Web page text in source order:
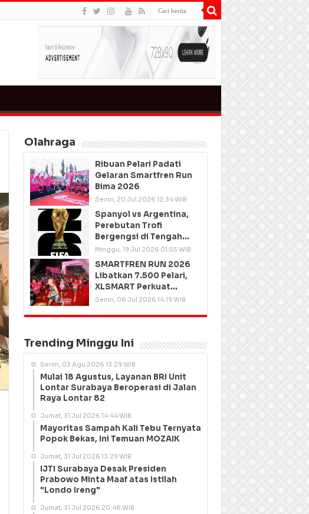
Olahraga
Ribuan Pelari Padati
Gelaran Smartfren Run
Bima 2026
Senin, 20 Jul 2026 12:34 WIB
Spanyol vs Argentina,
Perebutan Trofi
Bergengsi di Tengah
Semangat Persatuan
Minggu, 19 Jul 2026 01:55 WIB
SMARTFREN RUN 2026
Libatkan 7.500 Pelari,
XLSMART Perkuat
Kedekatan dengan
Senin, 06 Jul 2026 14:19 WIB
Trending Minggu Ini
Senin, 03 Agu 2026 13:29 WIB
Mulai 18 Agustus, Layanan BRI Unit
Lontar Surabaya Beroperasi di Jalan
Raya Lontar 82
Jumat, 31 Jul 2026 14:44 WIB
Mayoritas Sampah Kali Tebu Ternyata
Popok Bekas, Ini Temuan MOZAIK
Jumat, 31 Jul 2026 13:29 WIB
IJTI Surabaya Desak Presiden
Prabowo Minta Maaf atas Istilah
"Londo Ireng"
Jumat, 31 Jul 2026 20:48 WIB